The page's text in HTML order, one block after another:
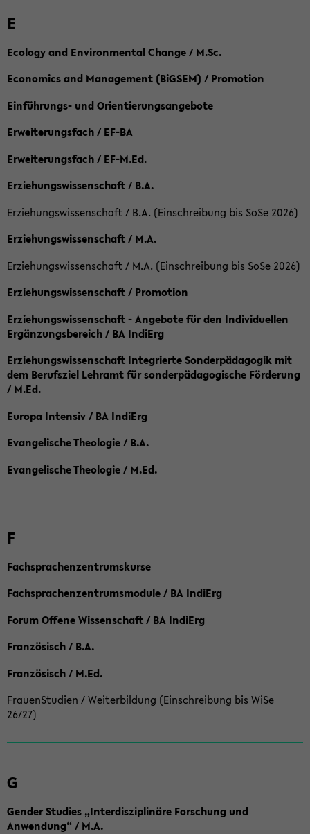
E
Ecology and Environmental Change / M.Sc.
Economics and Management (BiGSEM) / Promotion
Einführungs- und Orientierungsangebote
Erweiterungsfach / EF-BA
Erweiterungsfach / EF-M.Ed.
Erziehungswissenschaft / B.A.
Erziehungswissenschaft / B.A. (Einschreibung bis SoSe 2026)
Erziehungswissenschaft / M.A.
Erziehungswissenschaft / M.A. (Einschreibung bis SoSe 2026)
Erziehungswissenschaft / Promotion
Erziehungswissenschaft - Angebote für den Individuellen
Ergänzungsbereich / BA IndiErg
Erziehungswissenschaft Integrierte Sonderpädagogik mit
dem Berufsziel Lehramt für sonderpädagogische Förderung
/ M.Ed.
Europa Intensiv / BA IndiErg
Evangelische Theologie / B.A.
Evangelische Theologie / M.Ed.
F
Fachsprachenzentrumskurse
Fachsprachenzentrumsmodule / BA IndiErg
Forum Offene Wissenschaft / BA IndiErg
Französisch / B.A.
Französisch / M.Ed.
FrauenStudien / Weiterbildung (Einschreibung bis WiSe
26/27)
G
Gender Studies „Interdisziplinäre Forschung und
Anwendung“ / M.A.